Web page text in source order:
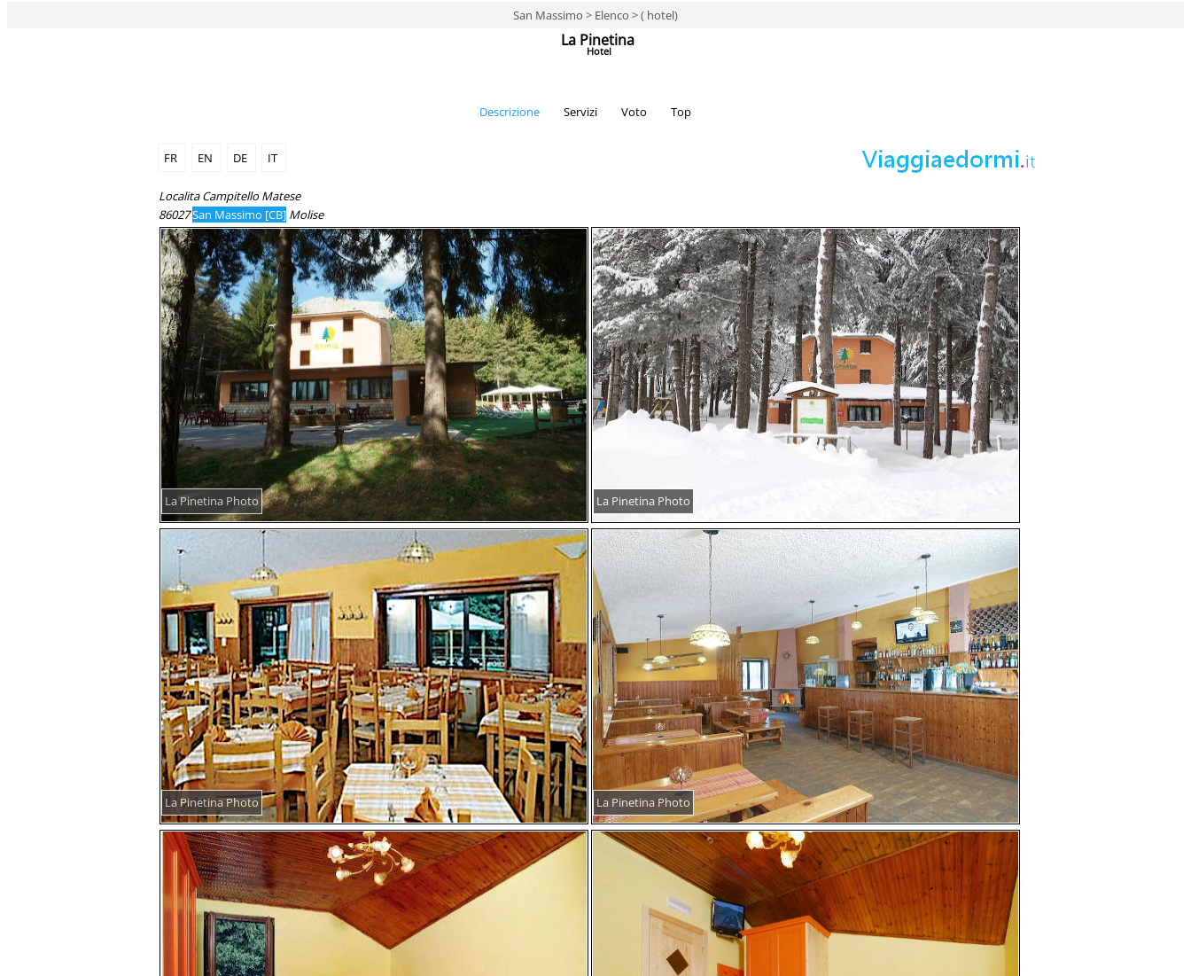
San Massimo > Elenco > ( hotel)
La Pinetina
Hotel
Descrizione Servizi Voto Top
FR EN DE IT
Localita Campitello Matese
86027San Massimo [CB] Molise
La Pinetina Photo La Pinetina Photo
La Pinetina Photo La Pinetina Photo